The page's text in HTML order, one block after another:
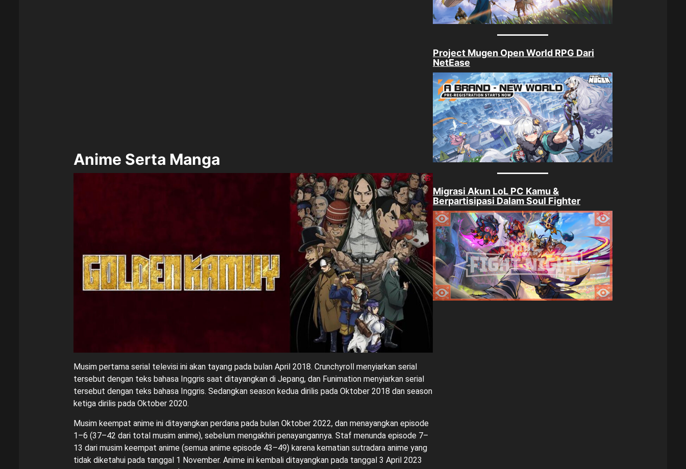
Anime Serta Manga
Musim pertama serial televisi ini akan tayang pada bulan April 2018. Crunchyroll menyiarkan serial
tersebut dengan teks bahasa Inggris saat ditayangkan di Jepang, dan Funimation menyiarkan serial
tersebut dengan teks bahasa Inggris. Sedangkan season kedua dirilis pada Oktober 2018 dan season
ketiga dirilis pada Oktober 2020.
Musim keempat anime ini ditayangkan perdana pada bulan Oktober 2022, dan menayangkan episode
1–6 (37–42 dari total musim anime), sebelum mengakhiri penayangannya. Staf menunda episode 7–
13 dari musim keempat anime (semua anime episode 43–49) karena kematian sutradara anime yang
tidak diketahui pada tanggal 1 November. Anime ini kembali ditayangkan pada tanggal 3 April 2023
Project Mugen Open World RPG Dari
NetEase
Migrasi Akun LoL PC Kamu &
Berpartisipasi Dalam Soul Fighter